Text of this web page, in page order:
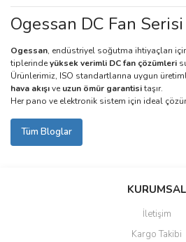
Ogessan DC Fan Serisi
Ogessan, endüstriyel soğutma ihtiyaçları
tiplerindeyüksek verimli DC fan çözümleri
Ürünlerimiz, ISO standartlarına uygun
hava akışıve uzun ömür garantisitaşır.
Her pano ve elektronik sistem için ideal
Tüm Bloglar
KURUMSAL
İletişim
Kargo Takibi